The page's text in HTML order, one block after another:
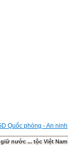
Quốc phòng - An ninh
nước ... tộc Việt Nam